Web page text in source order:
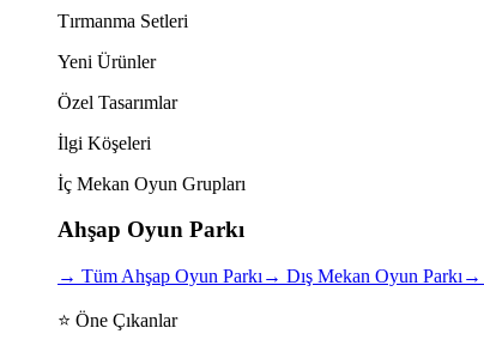
Tırmanma Setleri
Yeni Ürünler
Özel Tasarımlar
İlgi Köşeleri
İç Mekan Oyun Grupları
Ahşap Oyun Parkı
→ Tüm Ahşap Oyun Parkı → Dış Mekan Oyun Parkı →
⭐ Öne Çıkanlar